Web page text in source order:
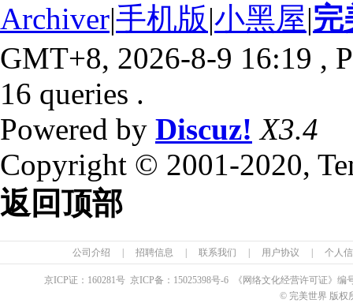
Archiver|手机版|小黑屋|完
GMT+8, 2026-8-9 16:19 ,
16 queries .
Powered by Discuz! X3.4
Copyright © 2001-2020,
返回顶部
公司介绍 招聘信息 联系我们 用户协议 个人
京ICP证： 160281号 京ICP备： 15025398号-6 《网络文化经营许可证》编
© 完美世界 版权